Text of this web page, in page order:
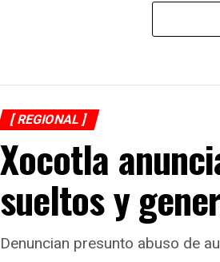
[ REGIONAL ]
Xocotla
sueltos y
Denuncian presunto abuso de